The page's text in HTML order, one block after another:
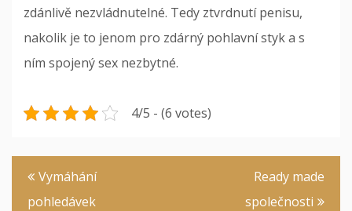
zdánlivě nezvládnutelné. Tedy ztvrdnutí penisu,
nakolik je to jenom pro zdárný pohlavní styk a s
ním spojený sex nezbytné.
4/5 - (6 votes)
Navigace
pro
Vymáhání
pohledávek
Ready made
společnosti